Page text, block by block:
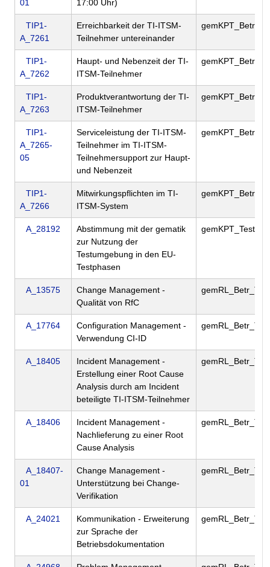
01
17:00 Uhr)
TIP1-
A_7261
Erreichbarkeit der TI-ITSM-
Teilnehmer untereinander
gemKPT_Betr
TIP1-
A_7262
Haupt- und Nebenzeit der TI-
ITSM-Teilnehmer
gemKPT_Betr
TIP1-
A_7263
Produktverantwortung der TI-
ITSM-Teilnehmer
gemKPT_Betr
TIP1-
A_7265-
05
Serviceleistung der TI-ITSM-
Teilnehmer im TI-ITSM-
Teilnehmersupport zur Haupt-
und Nebenzeit
gemKPT_Betr
TIP1-
A_7266
Mitwirkungspflichten im TI-
ITSM-System
gemKPT_Betr
A_28192
Abstimmung mit der gematik
zur Nutzung der
Testumgebung in den EU-
Testphasen
gemKPT_Test
A_13575
Change Management -
Qualität von RfC
gemRL_Betr_TI
A_17764
Configuration Management -
Verwendung CI-ID
gemRL_Betr_TI
A_18405
Incident Management -
Erstellung einer Root Cause
Analysis durch am Incident
beteiligte TI-ITSM-Teilnehmer
gemRL_Betr_TI
A_18406
Incident Management -
Nachlieferung zu einer Root
Cause Analysis
gemRL_Betr_TI
A_18407-
01
Change Management -
Unterstützung bei Change-
Verifikation
gemRL_Betr_TI
A_24021
Kommunikation - Erweiterung
zur Sprache der
Betriebsdokumentation
gemRL_Betr_TI